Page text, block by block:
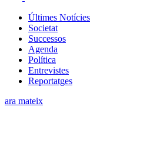
Últimes Notícies
Societat
Successos
Agenda
Política
Entrevistes
Reportatges
ara mateix